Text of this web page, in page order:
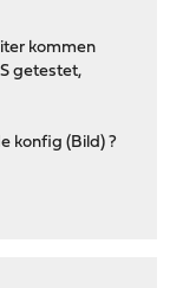
kommen
getestet,
konfig (Bild) ?